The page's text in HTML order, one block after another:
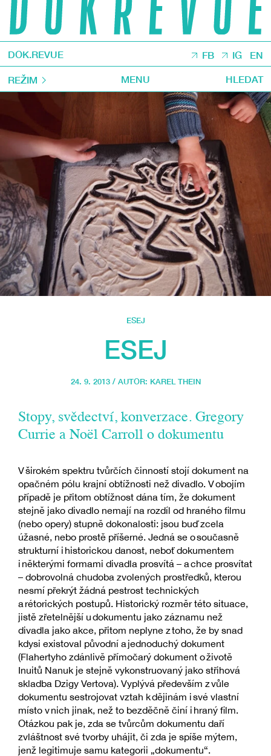
DOK.REVUE FB IG EN
REŽIM MENU HLEDAT
ESEJ
ESEJ
24. 9. 2013 / AUTOR: KAREL THEIN
Stopy, svědectví, konverzace. Gregory
Currie a Noël Carroll o dokumentu
V širokém spektru tvůrčích činností stojí dokument na
opačném pólu krajní obtížnosti než divadlo. V obojím
případě je přitom obtížnost dána tím, že dokument
stejně jako divadlo nemají na rozdíl od hraného filmu
(nebo opery) stupně dokonalosti: jsou buď zcela
úžasné, nebo prostě příšerné. Jedná se o současně
strukturní i historickou danost, neboť dokumentem
i některými formami divadla prosvítá – a chce prosvítat
– dobrovolná chudoba zvolených prostředků, kterou
nesmí překrýt žádná pestrost technických
a rétorických postupů. Historický rozměr této situace,
jistě zřetelnější u dokumentu jako záznamu než
divadla jako akce, přitom neplyne z toho, že by snad
kdysi existoval původní a jednoduchý dokument
(Flahertyho zdánlivě přímočarý dokument o životě
Inuitů Nanuk je stejně vykonstruovaný jako střihová
skladba Dzigy Vertova). Vyplývá především z vůle
dokumentu sestrojovat vztah k dějinám i své vlastní
místo v nich jinak, než to bezděčně činí i hraný film.
Otázkou pak je, zda se tvůrcům dokumentu daří
zvláštnost své tvorby uhájit, či zda je spíše mýtem,
jenž legitimuje samu kategorii „dokumentu“.